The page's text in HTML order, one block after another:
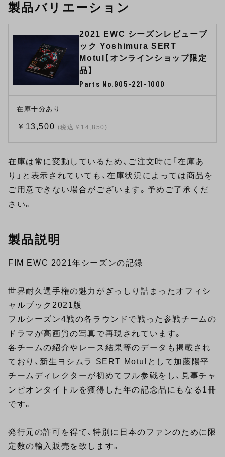
製品バリエーション
2021 EWC シーズンレビューブ
ック Yoshimura SERT
Motul【オンラインショップ限定
品】
Parts No.905-221-1000
在庫十分あり
￥13,500 (税込￥14,850)
在庫は常に変動しているため、ご注文時に「在庫あ
り」と表示されていても、在庫状況によっては商品を
ご用意できない場合がございます。予めご了承くだ
さい。
製品説明
FIM EWC 2021年シーズンの記録
世界耐久選手権の魅力がぎっしり詰まったオフィシ
ャルブック2021版
フルシーズン4戦の各ラウンドで戦った参戦チームの
ドラマが高画質の写真で再現されています。
各チームの紹介やレース結果等のデータも掲載され
ており、新生ヨシムラ SERT Motulとして加藤陽平
チームディレクターが初めてフル参戦をし、見事チャ
ンピオンタイトルを獲得した年の記念品にもなる1冊
です。
発行元の許可を得て、特別に日本のファンのために限
定数の輸入販売を致します。